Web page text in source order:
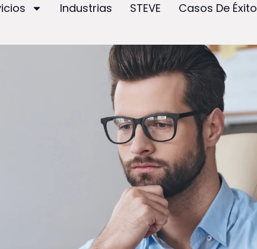
Industrias STEVE Casos De Éxito